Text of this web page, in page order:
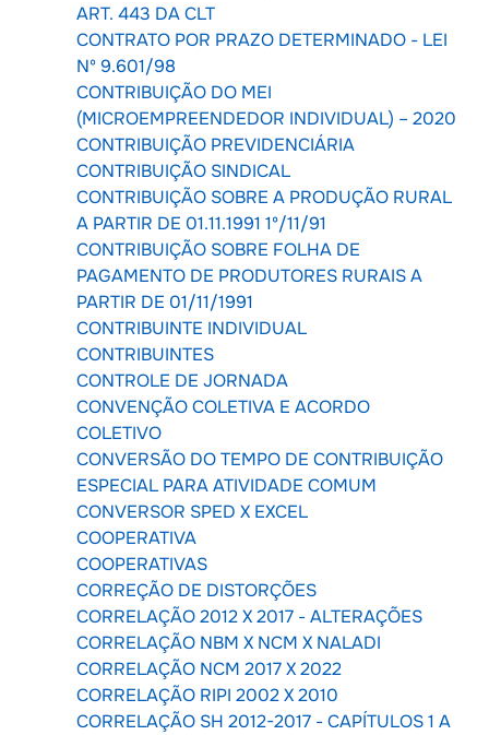
ART. 443 DA CLT
CONTRATO POR PRAZO DETERMINADO - LEI
Nº 9.601/98
CONTRIBUIÇÃO DO MEI
(MICROEMPREENDEDOR INDIVIDUAL) – 2020
CONTRIBUIÇÃO PREVIDENCIÁRIA
CONTRIBUIÇÃO SINDICAL
CONTRIBUIÇÃO SOBRE A PRODUÇÃO RURAL
A PARTIR DE 01.11.1991 1º/11/91
CONTRIBUIÇÃO SOBRE FOLHA DE
PAGAMENTO DE PRODUTORES RURAIS A
PARTIR DE 01/11/1991
CONTRIBUINTE INDIVIDUAL
CONTRIBUINTES
CONTROLE DE JORNADA
CONVENÇÃO COLETIVA E ACORDO
COLETIVO
CONVERSÃO DO TEMPO DE CONTRIBUIÇÃO
ESPECIAL PARA ATIVIDADE COMUM
CONVERSOR SPED X EXCEL
COOPERATIVA
COOPERATIVAS
CORREÇÃO DE DISTORÇÕES
CORRELAÇÃO 2012 X 2017 - ALTERAÇÕES
CORRELAÇÃO NBM X NCM X NALADI
CORRELAÇÃO NCM 2017 X 2022
CORRELAÇÃO RIPI 2002 X 2010
CORRELAÇÃO SH 2012-2017 - CAPÍTULOS 1 A